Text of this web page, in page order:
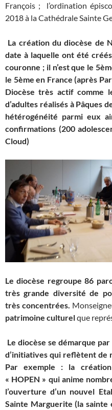
François ; l’ordination
2018 à la Cathédrale Sainte
La création du diocèse de
date à laquelle ont été
couronne ; il n’est que le
le 5ème en France (après
Diocèse très actif comme
d’adultes réalisés à Pâques
hétérogénéité parmi eux
confirmations (200
Cloud)
Le diocèse regroupe 86
très grande diversité de
très concentrées.
patrimoine culturelque
Le diocèse se démarque
d’initiatives qui reflètent de
Par exemple : la
« HOPEN » qui anime
l’ouvertured’un nouvel
Sainte Marguerite(la sainte